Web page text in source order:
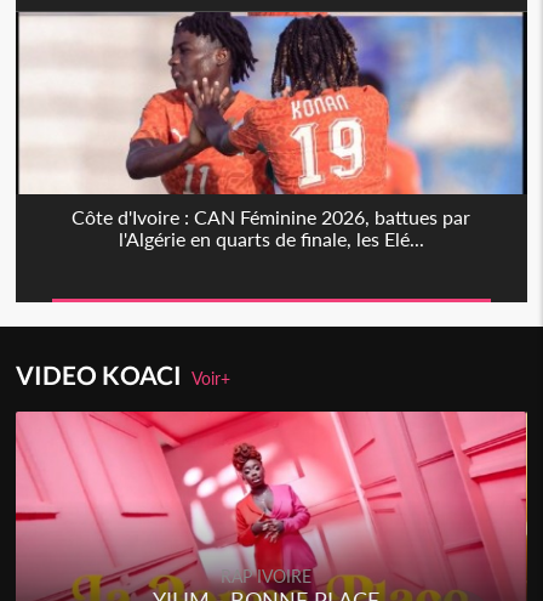
Côte d'Ivoire : CAN Féminine 2026, battues par
l'Algérie en quarts de finale, les Elé...
VIDEO KOACIVoir+
RAP IVOIRE